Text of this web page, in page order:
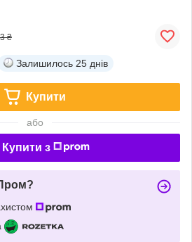
₴
Залишилось 25 днів
Купити
або
Купити з